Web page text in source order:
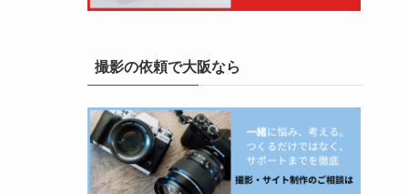
撮影の依頼で大阪なら